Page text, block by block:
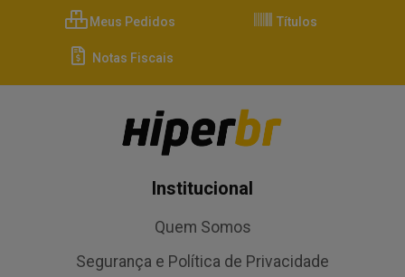
Meus Pedidos Títulos
Notas Fiscais
Institucional
Quem Somos
Segurança e Política de Privacidade